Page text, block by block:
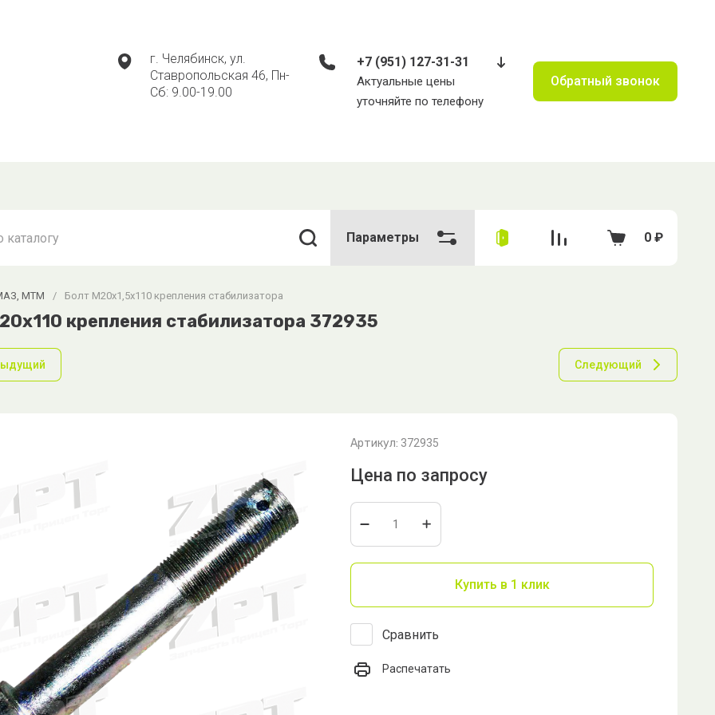
г. Челябинск, ул.
Ставропольская 46, Пн-
Сб: 9.00-19.00
+7 (951) 127-31-31
Актуальные цены
уточняйте по телефону
Обратный звонок
Параметры 0 ₽
МТМ / Болт М20х1,5х110 крепления стабилизатора
крепления стабилизатора 372935
Следующий
Артикул: 372935
Цена по запросу
Купить в 1 клик
Сравнить
Распечатать